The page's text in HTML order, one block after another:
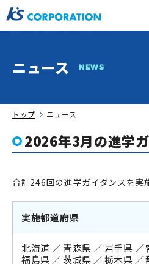
ニュース NEWS
トップ ニュース
2026年3月の進学
合計246回の進学ガイダンスを実
実施都道府県
北海道 青森県 岩手県
福島県
茨城県 栃木県